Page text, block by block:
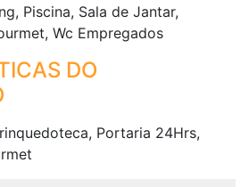
Piscina, Sala de Jantar,
Wc Empregados
DO
Portaria 24Hrs,